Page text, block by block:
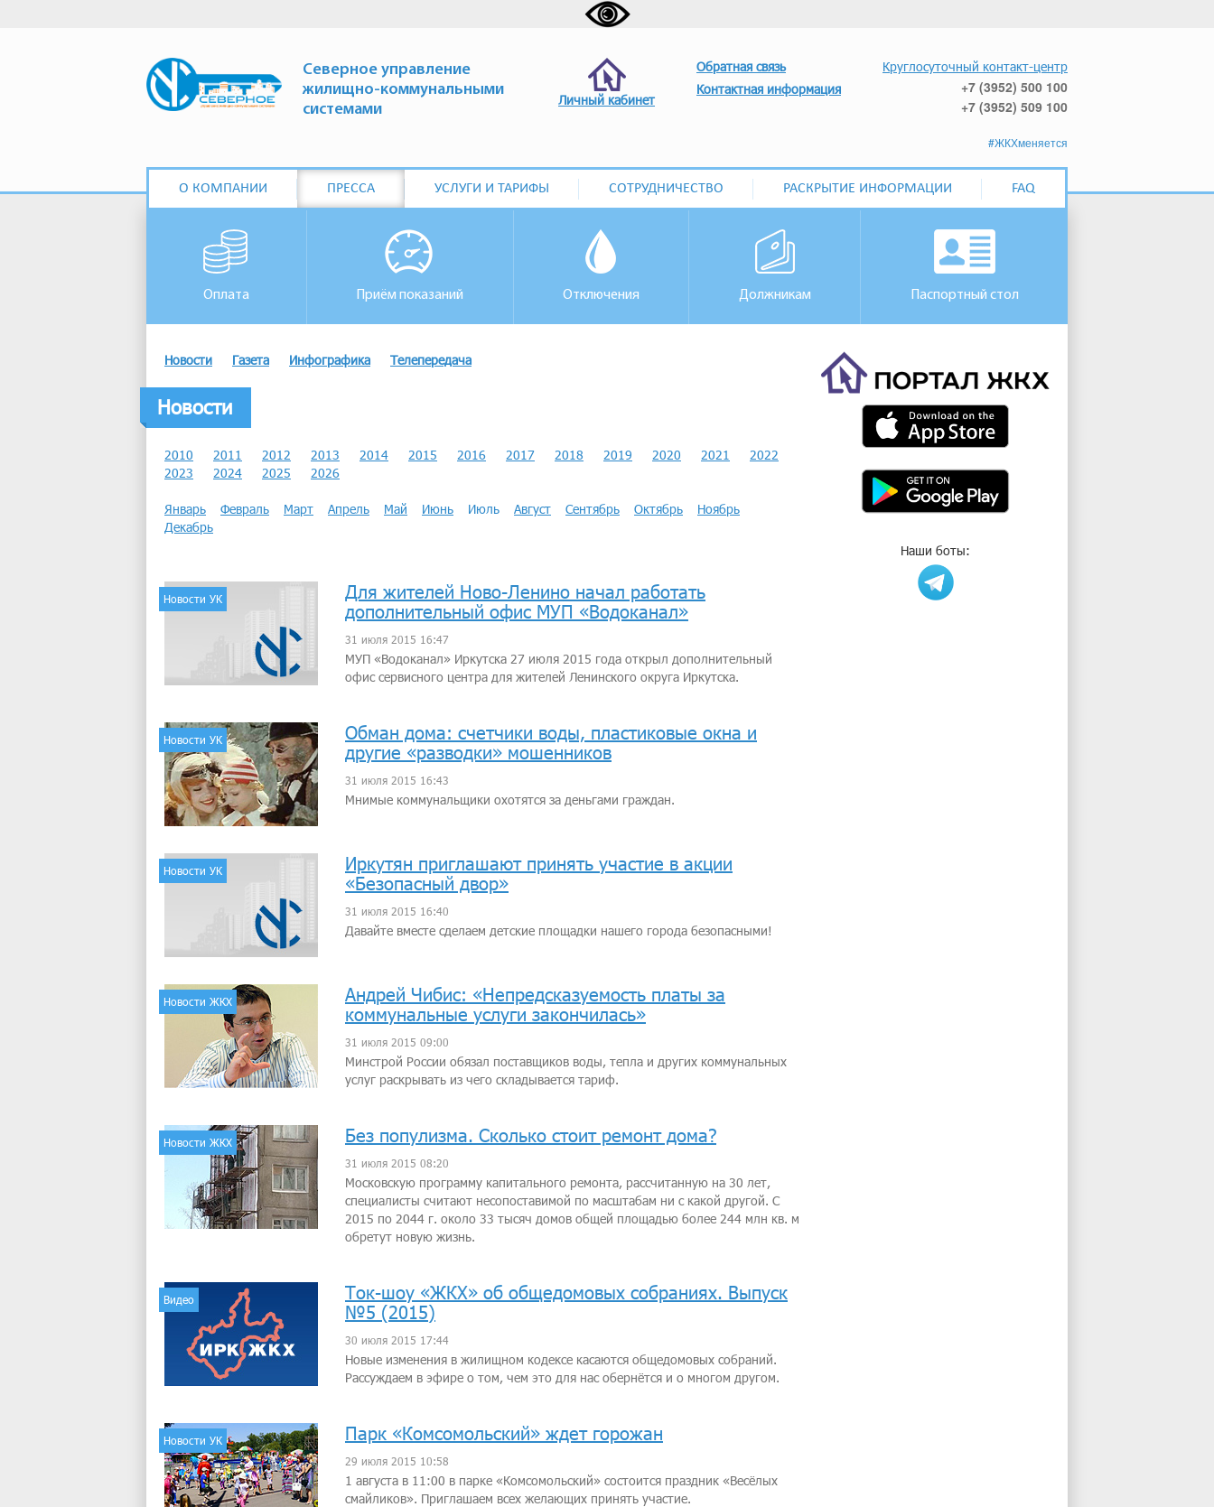
Северное управление
жилищно-коммунальными
системами
Личный кабинет
Обратная связь
Контактная информация
Круглосуточный контакт-центр
+7 (3952) 500 100
+7 (3952) 509 100
#ЖКХменяется
О КОМПАНИИ ПРЕССА УСЛУГИ И ТАРИФЫ СОТРУДНИЧЕСТВО РАСКРЫТИЕ ИНФОРМАЦИИ FAQ
Оплата Приём показаний Отключения Должникам Паспортный стол
Наши боты:
Новости Газета Инфографика Телепередача
Новости
2010 2011 2012 2013 2014 2015 2016 2017 2018 2019 2020 2021
2022
2023
2024 2025 2026
Январь Февраль Март Апрель Май Июнь Июль Август Сентябрь Октябрь
Ноябрь
Декабрь
Новости УК
Для жителей Ново-Ленино начал работать
дополнительный офис МУП «Водоканал»
31 июля 2015 16:47
МУП «Водоканал» Иркутска 27 июля 2015 года открыл дополнительный
офис сервисного центра для жителей Ленинского округа Иркутска.
Новости УК
Обман дома: счетчики воды, пластиковые окна и
другие «разводки» мошенников
31 июля 2015 16:43
Мнимые коммунальщики охотятся за деньгами граждан.
Новости УК
Иркутян приглашают принять участие в акции
«Безопасный двор»
31 июля 2015 16:40
Давайте вместе сделаем детские площадки нашего города безопасными!
Новости ЖКХ
Андрей Чибис: «Непредсказуемость платы за
коммунальные услуги закончилась»
31 июля 2015 09:00
Минстрой России обязал поставщиков воды, тепла и других коммунальных
услуг раскрывать из чего складывается тариф.
Новости ЖКХ Без популизма. Сколько стоит ремонт дома?
31 июля 2015 08:20
Московскую программу капитального ремонта, рассчитанную на 30 лет,
специалисты считают несопоставимой по масштабам ни с какой другой. С
2015 по 2044 г. около 33 тысяч домов общей площадью более 244 млн кв. м
обретут новую жизнь.
Видео
Ток-шоу «ЖКХ» об общедомовых собраниях. Выпуск
№5 (2015)
30 июля 2015 17:44
Новые изменения в жилищном кодексе касаются общедомовых собраний.
Рассуждаем в эфире о том, чем это для нас обернётся и о многом другом.
Новости УК Парк «Комсомольский» ждет горожан
29 июля 2015 10:58
1 августа в 11:00 в парке «Комсомольский» состоится праздник «Весёлых
смайликов». Приглашаем всех желающих принять участие.